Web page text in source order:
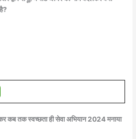
कब तक स्वच्छता ही सेवा अभियान 2024 मनाया